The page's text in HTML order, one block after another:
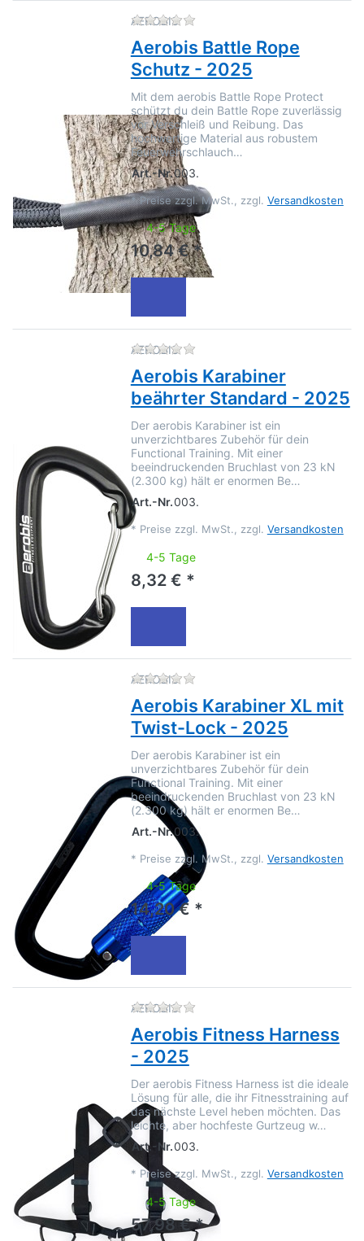
AEROBIS Zu diesem Produkt liegen
Aerobis Battle Rope
Schutz - 2025
Mit dem aerobis Battle Rope Protect
schützt du dein Battle Rope zuverlässig
vor Verschleiß und Reibung. Das
hochwertige Material aus robustem
Feuerwehrschlauch…
Art.-Nr.003.
* Preise zzgl. MwSt., zzgl. Versandkosten
4-5 Tage
10,84 € *
AEROBIS Zu diesem Produkt liegen
Aerobis Karabiner
beährter Standard - 2025
Der aerobis Karabiner ist ein
unverzichtbares Zubehör für dein
Functional Training. Mit einer
beeindruckenden Bruchlast von 23 kN
(2.300 kg) hält er enormen Be…
Art.-Nr.003.
* Preise zzgl. MwSt., zzgl. Versandkosten
4-5 Tage
8,32 € *
AEROBIS Zu diesem Produkt liegen
Aerobis Karabiner XL mit
Twist-Lock - 2025
Der aerobis Karabiner ist ein
unverzichtbares Zubehör für dein
Functional Training. Mit einer
beeindruckenden Bruchlast von 23 kN
(2.300 kg) hält er enormen Be…
Art.-Nr.003.
* Preise zzgl. MwSt., zzgl. Versandkosten
4-5 Tage
14,20 € *
AEROBIS Zu diesem Produkt liegen
Aerobis Fitness Harness
- 2025
Der aerobis Fitness Harness ist die ideale
Lösung für alle, die ihr Fitnesstraining auf
das nächste Level heben möchten. Das
leichte, aber hochfeste Gurtzeug w…
Art.-Nr.003.
* Preise zzgl. MwSt., zzgl. Versandkosten
4-5 Tage
57,98 € *